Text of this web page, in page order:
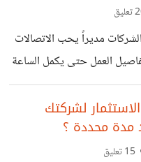
مديراً يحب الاتصالات
العمل حتى يكمل الساعة
يصل لمرحلة إفساد العمل
المكالمات ليلاً متأخراً
ستتصرف وهل ستكمل في تلك
المكالمات الهاتفية ؟
لشركتك
مدة محددة ؟